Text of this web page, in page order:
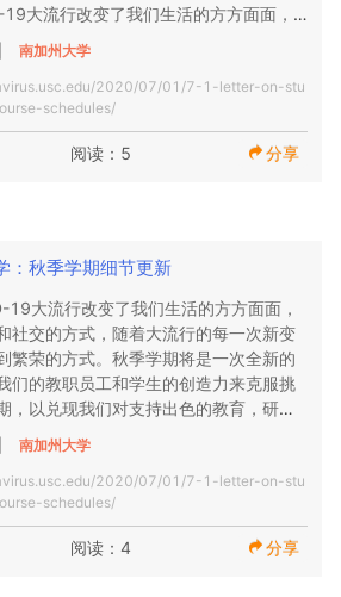
要通知大学有关COVID-19的阳性病
6291。要安排由于暴露或症状引起
席条款  将于5月15日对谁是就读于春季
己的祖国，并在夏季学期2020没有注
OIS批准的减少课程负荷（RCL）  或
否则  继续学习的学生不应低于  全部课
19，没有其他可用的RCL，但是
长和洛杉矶县公共卫生局将很快为高等
，而应该在今年秋天通过完全在线的课
间前往美国的决定是个人决定，应谨慎
的学生仍有返回美国继续学习的资格，
可能会影响出行的决定：
学学生健康首席卫生官针对洛杉矶县
的快速增长向南加州大学社区  发布了
入新案件的破纪录阶段。
或通过发送电子邮件至
USC学生健康中心联系以进行测试  。
。
大流行改变了我们生活的方方面面，
社交的方式，随着大流行的每一次新变
荣的方式。秋季学期将是一次全新的体
的教职员工和学生的创造力来克服挑
，以履行我们对支持出色的教育，研究
力的学习，新的参与方式，新时代的职
触手可及，可在每个时区使用，以满
立机会，为未来的领导者做好准备，让
何机遇或挑战做好准备）。
更新   2020年秋季的本科课程，包括时
化，  洛杉矶县尚未批准我们恢复全部校
矶正经历着冠状病毒病例的惊人增长，
在秋季学期大幅降低校园密度和所有室
南加州大学
2020/07/01/7-1-letter-on-stu
schedules/
阅读：5 分享
：秋季学期细节更新
19大流行改变了我们生活的方方面面，
社交的方式，随着大流行的每一次新变
繁荣的方式。秋季学期将是一次全新的
们的教职员工和学生的创造力来克服挑
，以兑现我们对支持出色的教育，研究
支柱是确保：
跟踪，设施升级和医疗护理）；
响力的学习，新的参与方式，新时代的职
南加州大学
2020/07/01/7-1-letter-on-stu
schedules/
阅读：4 分享